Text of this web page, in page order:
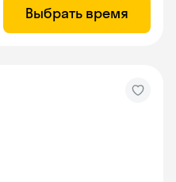
Выбрать время